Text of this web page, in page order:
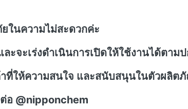
ในความไม่สะดวกค่ะ
จะเร่งดำเนินการเปิดให้ใช้งานได้ตาม
ให้ความสนใจ และสนับสนุนในตัวผลิต
อ @nipponchem